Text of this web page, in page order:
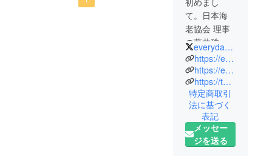
て。日本海
老協会 理事
の藤井稚代
と申しま
す。
海老屋の娘
に生まれ
「美味しい
海老を食卓
に届けた
い！」の一
everyday_ebi
https://ebikyoukai.jp/
https://ebikyoukai.jp/ebifes/
https://twitter.com/everyday_ebi
特定商取引
法に基づく
表記
メッセー
ジを送る